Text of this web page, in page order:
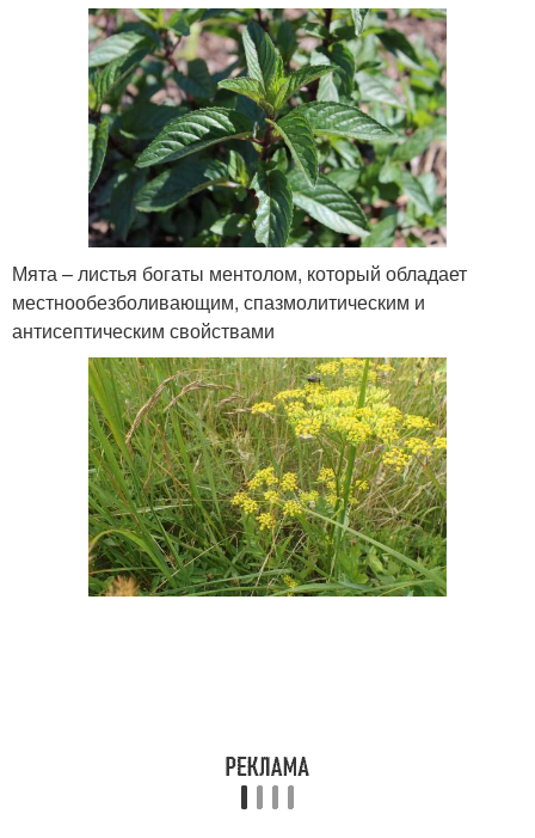
Мята – листья богаты ментолом, который обладает
местнообезболивающим, спазмолитическим и
антисептическим свойствами